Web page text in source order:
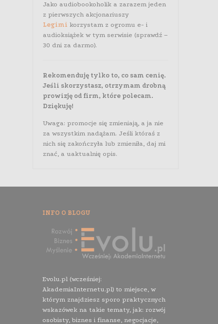
Jako audiobookoholik a zarazem jeden
z pierwszych akcjonariuszy
Legimi korzystam z ogromu e- i
audioksiążek w tym serwisie (sprawdź –
30 dni za darmo).
Rekomenduję tylko to, co sam cenię.
Jeśli skorzystasz, otrzymam drobną
prowizję od firm, które polecam.
Dziękuję!
Uwaga: promocje się zmieniają, a ja nie
za wszystkim nadążam. Jeśli któraś z
nich się zakończyła lub zmieniła, daj mi
znać, a uaktualnię opis.
INFO O BLOGU
Evolu.pl (wcześniej:
AkademiaInternetu.pl) to miejsce, w
którym znajdziesz sporo praktycznych
wskazówek na takie tematy, jak: rozwój
osobisty, biznes i finanse, negocjacje,